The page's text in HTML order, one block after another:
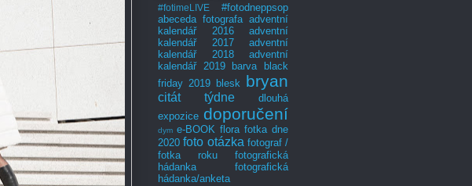
#fotimeLIVE
#fotodneppsop
abeceda fotografa adventní
kalendář 2016
adventní
kalendář 2017
adventní
kalendář 2018
adventní
kalendář 2019
barva
black
friday 2019 blesk bryan
citát týdne
dlouhá
expozice doporučení
dym e-BOOK flora fotka dne
2020 foto otázka fotograf /
fotka roku
fotografická
hádanka
fotografická
hádanka/anketa